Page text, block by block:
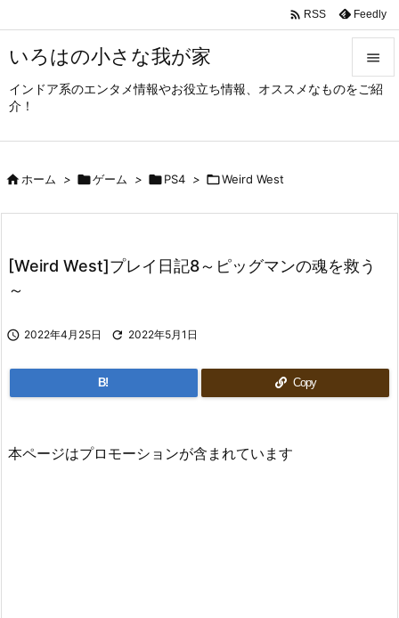
いろはの小さな我が家
インドア系のエンタメ情報やお役立ち情報、オススメなものをご紹
介！




 RSS Feedly
ホーム > ゲーム > PS4 > Weird West
[Weird West]プレイ日記8～ピッグマンの魂を救う
～
 2022年4月25日  2022年5月1日
B! Copy
本ページはプロモーションが含まれています